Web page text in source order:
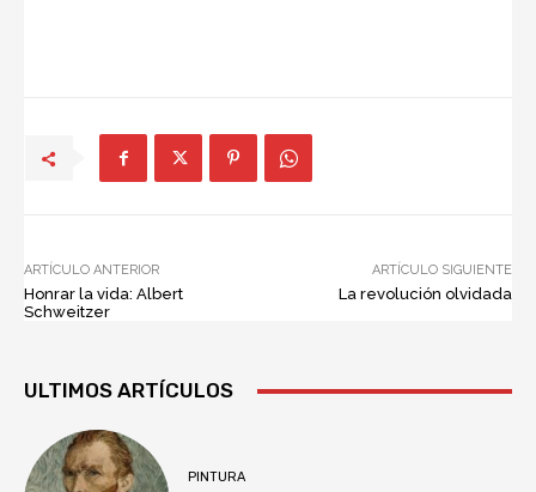
ARTÍCULO ANTERIOR
Honrar la vida: Albert
Schweitzer
ARTÍCULO SIGUIENTE
La revolución olvidada
ULTIMOS ARTÍCULOS
PINTURA